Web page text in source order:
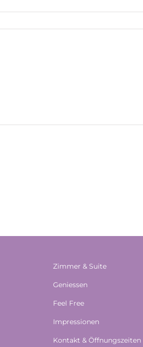
Zimmer & Suite
Geniessen
Feel Free
Impressionen
Kontakt & Öffnungszeiten